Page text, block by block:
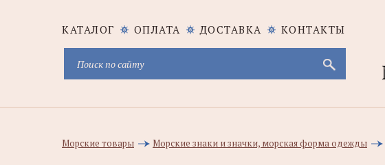
КАТАЛОГ ОПЛАТА ДОСТАВКА КОНТАКТЫ
Морские товары Морские знаки и значки, морская форма одежды